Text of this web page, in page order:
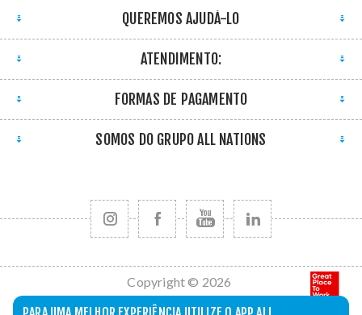
QUEREMOS AJUDÁ-LO
ATENDIMENTO:
FORMAS DE PAGAMENTO
SOMOS DO GRUPO ALL NATIONS
Copyright © 2026
All Nations. Todos